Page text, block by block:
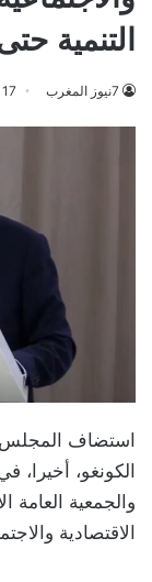
التنمية حتى
7نيوز المغرب 17 أكتوبر، 2024
استضاف المجلس
الكونغو، أخيرا،
والجمعية العامة
الاقتصادية